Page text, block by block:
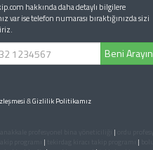
hakkında daha detaylı bilgilere
var ise telefon numarası bıraktığınızda sizi
Beni Arayın
&Gizlilik Politikamız
|
| |